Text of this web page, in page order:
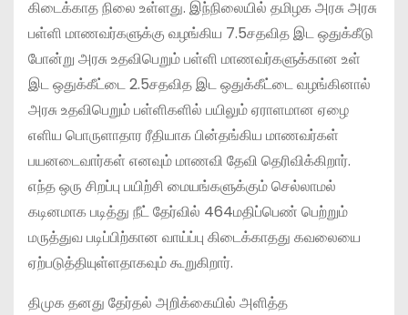
கிடைக்காத நிலை உள்ளது. இந்நிலையில் தமிழக அரசு அரசு
பள்ளி மாணவர்களுக்கு வழங்கிய 7.5சதவித இட ஒதுக்கீடு
போன்று அரசு உதவிபெறும் பள்ளி மாணவர்களுக்கான உள்
இட ஒதுக்கீட்டை 2.5சதவித இட ஒதுக்கீட்டை வழங்கினால்
அரசு உதவிபெறும் பள்ளிகளில் பயிலும் ஏராளமான ஏழை
எளிய பொருளாதார ரீதியாக பின்தங்கிய மாணவர்கள்
பயனடைவார்கள் எனவும் மாணவி தேவி தெரிவிக்கிறார்.
எந்த ஒரு சிறப்பு பயிற்சி மையங்களுக்கும் செல்லாமல்
கடினமாக படித்து நீட் தேர்வில் 464மதிப்பெண் பெற்றும்
மருத்துவ படிப்பிற்கான வாய்ப்பு கிடைக்காதது கவலையை
ஏற்படுத்தியுள்ளதாகவும் கூறுகிறார்.
திமுக தனது தேர்தல் அறிக்கையில் அளித்த